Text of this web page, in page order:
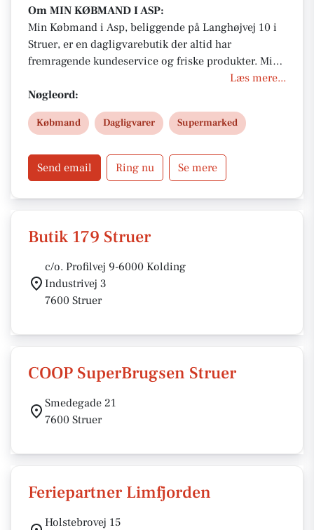
Om MIN KØBMAND I ASP:
Min Købmand i Asp, beliggende på Langhøjvej 10 i
Struer, er en dagligvarebutik der altid har
fremragende kundeservice og friske produkter. Min
Købmand i Asp tilbyder en bred vifte af dagligvarer,
der opfylder de lokale beboeres behov.
Læs mere...
Nøgleord:
Købmand Dagligvarer Supermarked
Send email Ring nu Se mere
Butik 179 Struer
c/o. Profilvej 9-6000 Kolding
Industrivej 3
7600 Struer
COOP SuperBrugsen Struer
Smedegade 21
7600 Struer
Feriepartner Limfjorden
Holstebrovej 15